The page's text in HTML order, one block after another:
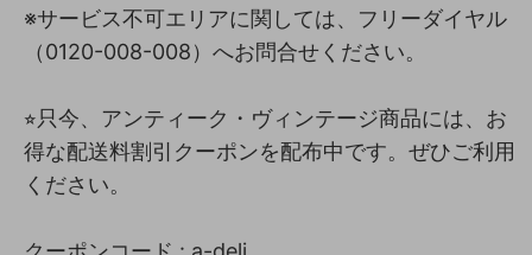
※サービス不可エリアに関しては、フリーダイヤル
（0120-008-008）へお問合せください。
⭐︎只今、アンティーク・ヴィンテージ商品には、お
得な配送料割引クーポンを配布中です。ぜひご利用
ください。